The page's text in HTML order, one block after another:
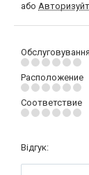
або
Обслуговування
Расположение
Соответствие
Відгук: